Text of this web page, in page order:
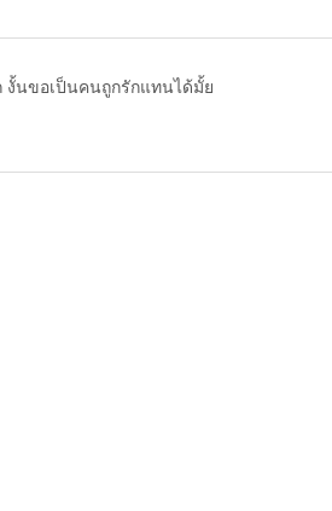
งั้นขอเป็นคนถูกรักแทนได้มั้ย